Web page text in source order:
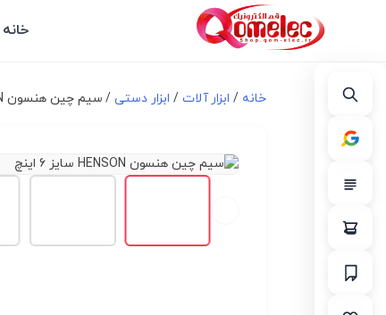
خانه
خانه / ابزار آلات / ابزار دستی/ سیم چین هنسون HENSON سایز 6 اینچ